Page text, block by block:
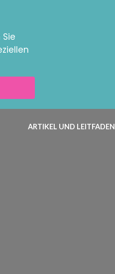
ARTIKEL UND LEITFADEN